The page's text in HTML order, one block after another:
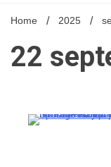
Home 2025
22